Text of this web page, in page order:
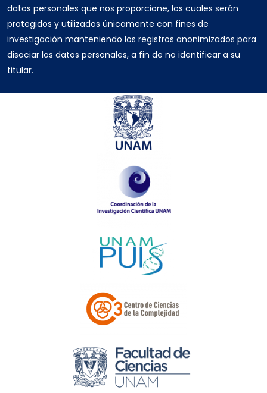
datos personales que nos proporcione, los cuales serán
protegidos y utilizados únicamente con fines de
investigación manteniendo los registros anonimizados para
disociar los datos personales, a fin de no identificar a su
titular.